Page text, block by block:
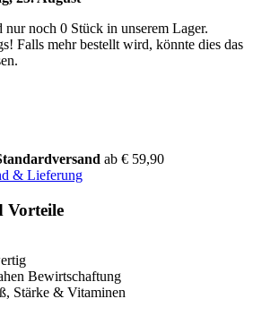
noch 0 Stück in unserem Lager.
Falls mehr bestellt wird, könnte dies das
ab € 59,90
& Lieferung
Vorteile
Bewirtschaftung
Stärke & Vitaminen